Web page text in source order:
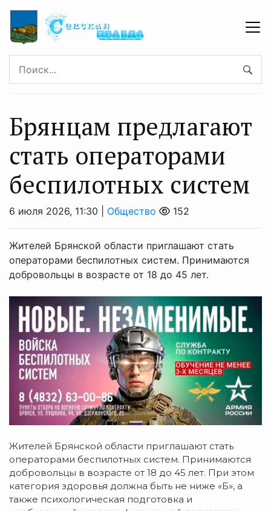
Брянцaм прeдлагают
стать оперaторами
бeспилотных систeм
6 июля 2026, 11:30 | Общество 152
Жителей Брянской области приглашают стать
операторами беспилотных систем. Принимаются
добровольцы в возрасте от 18 до 45 лет.
Жителей Брянской области приглашают стать
операторами беспилотных систем. Принимаются
добровольцы в возрасте от 18 до 45 лет. При этом
категория здоровья должна быть не ниже «Б», а
также психологическая подготовка и